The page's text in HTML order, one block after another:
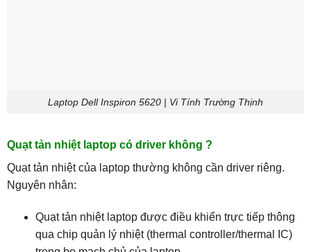
Laptop Dell Inspiron 5620 | Vi Tính Trường Thịnh
Quạt tản nhiệt laptop có driver không ?
Quạt tản nhiệt của laptop thường không cần driver riêng.
Nguyên nhân:
Quạt tản nhiệt laptop được điều khiển trực tiếp thông
qua chip quản lý nhiệt (thermal controller/thermal IC)